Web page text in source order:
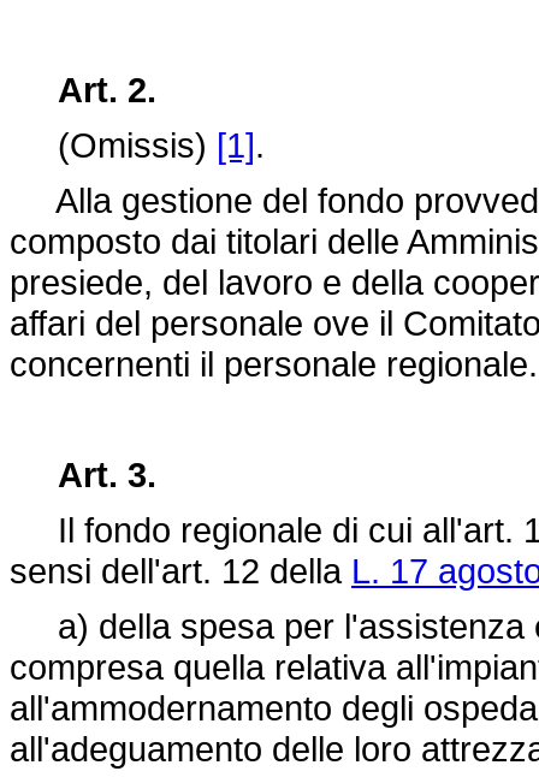
Art. 2.
(Omissis) [1].
Alla gestione del fondo
composto dai titolari delle
presiede, del lavoro e della
affari del personale ove il
concernenti il personale regionale.
Art. 3.
Il fondo regionale di cui all'art.
sensi dell'art. 12 della L. 17
a) della spesa per l'assistenza
compresa quella relativa
all'ammodernamento degli
all'adeguamento delle loro